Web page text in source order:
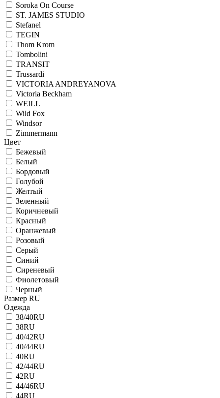
Soroka On Course
ST. JAMES STUDIO
Stefanel
TEGIN
Thom Krom
Tombolini
TRANSIT
Trussardi
VICTORIA ANDREYANOVA
Victoria Beckham
WEILL
Wild Fox
Windsor
Zimmermann
Цвет
Бежевый
Белый
Бордовый
Голубой
Желтый
Зеленный
Коричневый
Красный
Оранжевый
Розовый
Серый
Синий
Сиреневый
Фиолетовый
Черный
Размер RU
Одежда
38/40RU
38RU
40/42RU
40/44RU
40RU
42/44RU
42RU
44/46RU
44RU